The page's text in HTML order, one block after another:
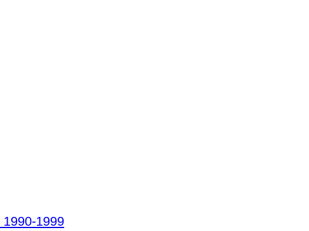
1999